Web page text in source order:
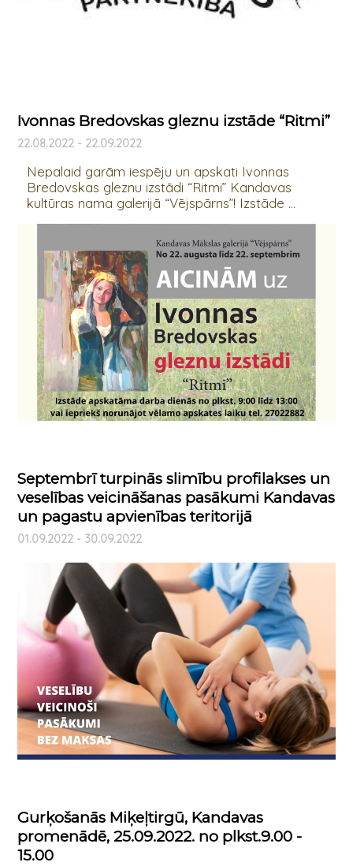
Ivonnas Bredovskas gleznu izstāde “Ritmi”
22.08.2022 - 22.09.2022
Nepalaid garām iespēju un apskati Ivonnas
Bredovskas gleznu izstādi “Ritmi” Kandavas
kultūras nama galerijā “Vējspārns”! Izstāde ...
Septembrī turpinās slimību profilakses un
veselības veicināšanas pasākumi Kandavas
un pagastu apvienības teritorijā
01.09.2022 - 30.09.2022
Gurķošanās Miķeļtirgū, Kandavas
promenādē, 25.09.2022. no plkst.9.00 -
15.00